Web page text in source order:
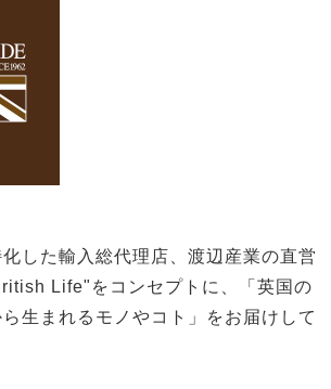
した輸入総代理店、渡辺産業の直営
Life"をコンセプトに、「英国の
生まれるモノやコト」をお届けして